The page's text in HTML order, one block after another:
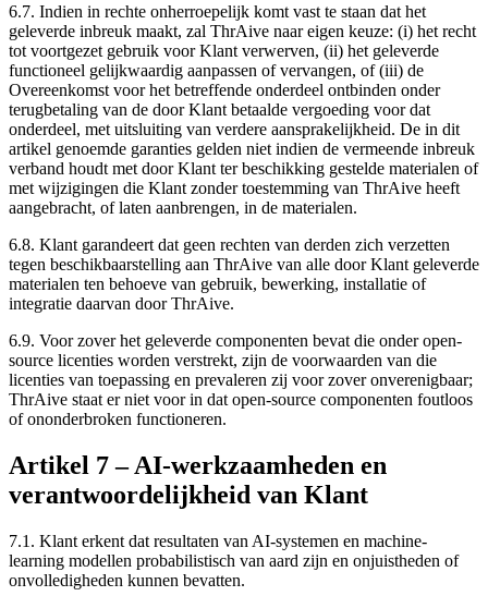
6.7. Indien in rechte onherroepelijk komt vast te staan dat het
geleverde inbreuk maakt, zal ThrAive naar eigen keuze: (i) het recht
tot voortgezet gebruik voor Klant verwerven, (ii) het geleverde
functioneel gelijkwaardig aanpassen of vervangen, of (iii) de
Overeenkomst voor het betreffende onderdeel ontbinden onder
terugbetaling van de door Klant betaalde vergoeding voor dat
onderdeel, met uitsluiting van verdere aansprakelijkheid. De in dit
artikel genoemde garanties gelden niet indien de vermeende inbreuk
verband houdt met door Klant ter beschikking gestelde materialen of
met wijzigingen die Klant zonder toestemming van ThrAive heeft
aangebracht, of laten aanbrengen, in de materialen.
6.8. Klant garandeert dat geen rechten van derden zich verzetten
tegen beschikbaarstelling aan ThrAive van alle door Klant geleverde
materialen ten behoeve van gebruik, bewerking, installatie of
integratie daarvan door ThrAive.
6.9. Voor zover het geleverde componenten bevat die onder open-
source licenties worden verstrekt, zijn de voorwaarden van die
licenties van toepassing en prevaleren zij voor zover onverenigbaar;
ThrAive staat er niet voor in dat open-source componenten foutloos
of ononderbroken functioneren.
Artikel 7–AI-werkzaamheden en
verantwoordelijkheid van Klant
7.1. Klant erkent dat resultaten van AI-systemen en machine-
learning modellen probabilistisch van aard zijn en onjuistheden of
onvolledigheden kunnen bevatten.